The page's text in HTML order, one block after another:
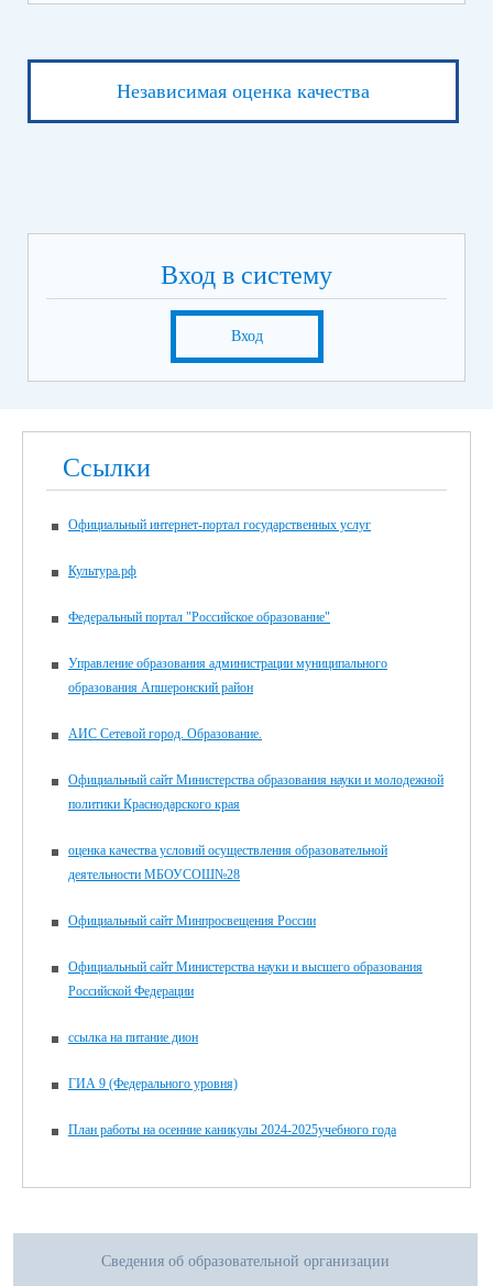
Независимая оценка качества
Вход в систему
Вход
Ссылки
Официальный интернет-портал государственных услуг
Культура.рф
Федеральный портал "Российское образование"
Управление образования администрации муниципального
образования Апшеронский район
АИС Сетевой город. Образование.
Официальный сайт Министерства образования науки и молодежной
политики Краснодарского края
оценка качества условий осуществления образовательной
деятельности МБОУСОШ№28
Официальный сайт Минпросвещения России
Официальный сайт Министерства науки и высшего образования
Российской Федерации
ссылка на питание дион
ГИА 9 (Федерального уровня)
План работы на осенние каникулы 2024-2025учебного года
Сведения об образовательной организации